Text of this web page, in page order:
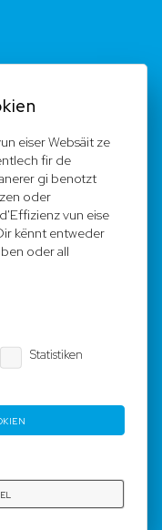
eiser Websäit ze
fir de
gi benotzt
oder
vun eise
kënnt entweder
oder all
Statistiken